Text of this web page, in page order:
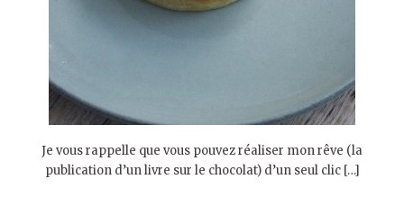
Je vous rappelle que vous pouvez réaliser mon rêve (la
publication d’un livre sur le chocolat) d’un seul clic […]